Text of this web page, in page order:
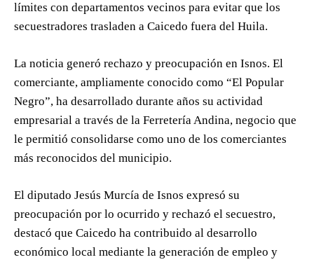
límites con departamentos vecinos para evitar que los
secuestradores trasladen a Caicedo fuera del Huila.
La noticia generó rechazo y preocupación en Isnos. El
comerciante, ampliamente conocido como “El Popular
Negro”, ha desarrollado durante años su actividad
empresarial a través de la Ferretería Andina, negocio que
le permitió consolidarse como uno de los comerciantes
más reconocidos del municipio.
El diputado Jesús Murcía de Isnos expresó su
preocupación por lo ocurrido y rechazó el secuestro,
destacó que Caicedo ha contribuido al desarrollo
económico local mediante la generación de empleo y